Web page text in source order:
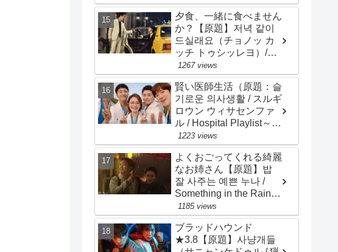
ョンギュ
夕食、一緒に食べません
か？【原題】저녁 같이
드실래요（チョノッ カ
ッチ トゥシッレヨ）/
Dinner Mate ★3.2 ソン･
スンホン、ソ･ジヘ
1267 views
賢い医師生活（原題：슬
기로운 의사생활 / スルギ
ロウン ウィサセンファ
ル / Hospital Playlist～
Wise Doctor Life）★4.0
チョ･ジョンソク、チョ
ン･ギョンホ、ユ･ヨンソ
ク
1223 views
よくおごってくれる綺麗
なお姉さん【原題】밥
잘 사주는 예쁜 누나 /
Something in the Rain～
Pretty Sister Who Buys
Me Food ★3.0 ソン・イ
ェジン、チョン・ヘイン
1185 views
ブラッドハウンド
★3.8【原題】사냥개들